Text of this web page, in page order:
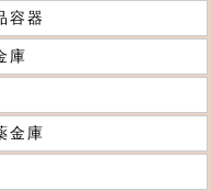
容器
庫
金庫